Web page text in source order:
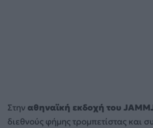
Στηναθηναϊκή εκδοχή του
διεθνούς φήμης τρομπετίστας και